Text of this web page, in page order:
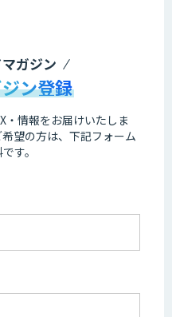
ガジン
ン登録
・情報をお届けいたしま
望の方は、下記フォーム
す。